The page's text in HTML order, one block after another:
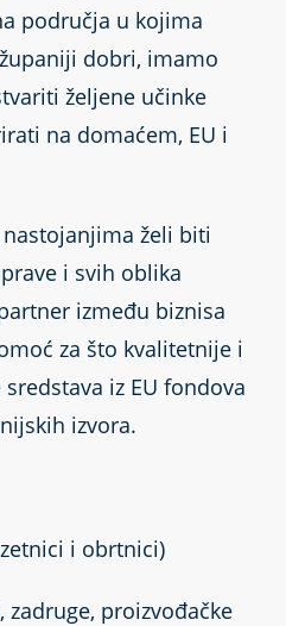
područja u kojima
dobri, imamo
željene učinke
na domaćem, EU i
želi biti
i svih oblika
između biznisa
za što kvalitetnije i
iz EU fondova
izvora.
i obrtnici)
zadruge, proizvođačke